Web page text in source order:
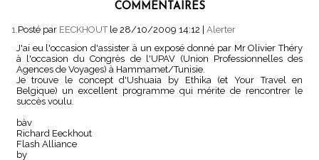
COMMENTAIRES
1. Posté par EECKHOUT le 28/10/2009 14:12 | Alerter
J'ai eu l'occasion d'assister à un exposé donné par Mr Olivier Théry
à l'occasion du Congrès de l'UPAV (Union Professionnelles des
Agences de Voyages) à Hammamet/Tunisie.
Je trouve le concept d'Ushuaia by Ethika (et Your Travel en
Belgique) un excellent programme qui mérite de rencontrer le
succès voulu.
bàv
Richard Eeckhout
Flash Alliance
by